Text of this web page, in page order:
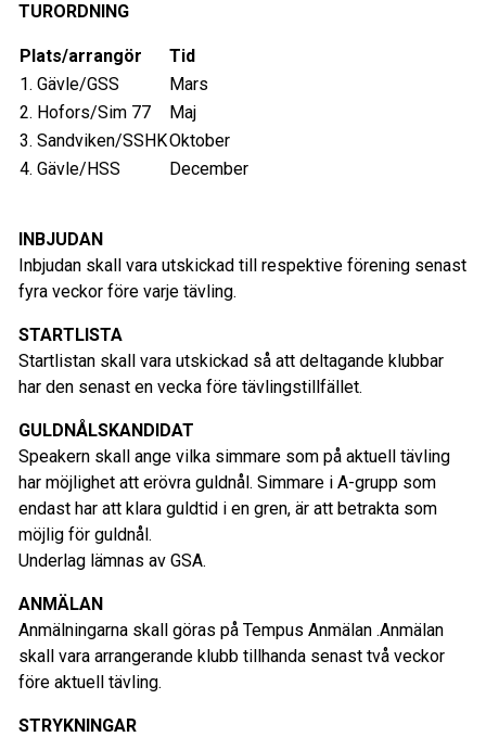
TURORDNING
Plats/arrangör
Tid
1. Gävle/GSS
Mars
2. Hofors/Sim 77
Maj
3. Sandviken/SSHKOktober
4. Gävle/HSS
December
INBJUDAN
Inbjudan skall vara utskickad till respektive förening senast
fyra veckor före varje tävling.
STARTLISTA
Startlistan skall vara utskickad så att deltagande klubbar
har den senast en vecka före tävlingstillfället.
GULDNÅLSKANDIDAT
Speakern skall ange vilka simmare som på aktuell tävling
har möjlighet att erövra guldnål. Simmare i A-grupp som
endast har att klara guldtid i en gren, är att betrakta som
möjlig för guldnål.
Underlag lämnas av GSA.
ANMÄLAN
Anmälningarna skall göras på Tempus Anmälan .Anmälan
skall vara arrangerande klubb tillhanda senast två veckor
före aktuell tävling.
STRYKNINGAR